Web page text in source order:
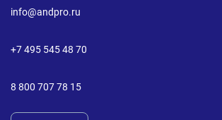
info@andpro.ru
+7 495 545 48 70
8 800 707 78 15